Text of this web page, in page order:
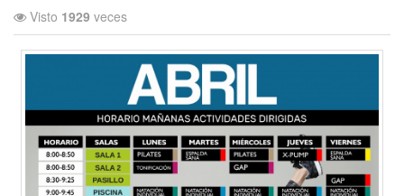
Visto 1929 veces